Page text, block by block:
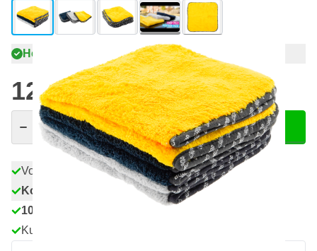
View larger imageView larger imageView larger imageView larger imageView larger image
+14
Heute versendet
12,42€ inkl. MwSt
Menge
In den Warenkorb
Vor 23:59 Uhr bestellt,heute versendet
Kostenlos geliefert
ab 50,- €
100 Tage
Kundenrezensionen: